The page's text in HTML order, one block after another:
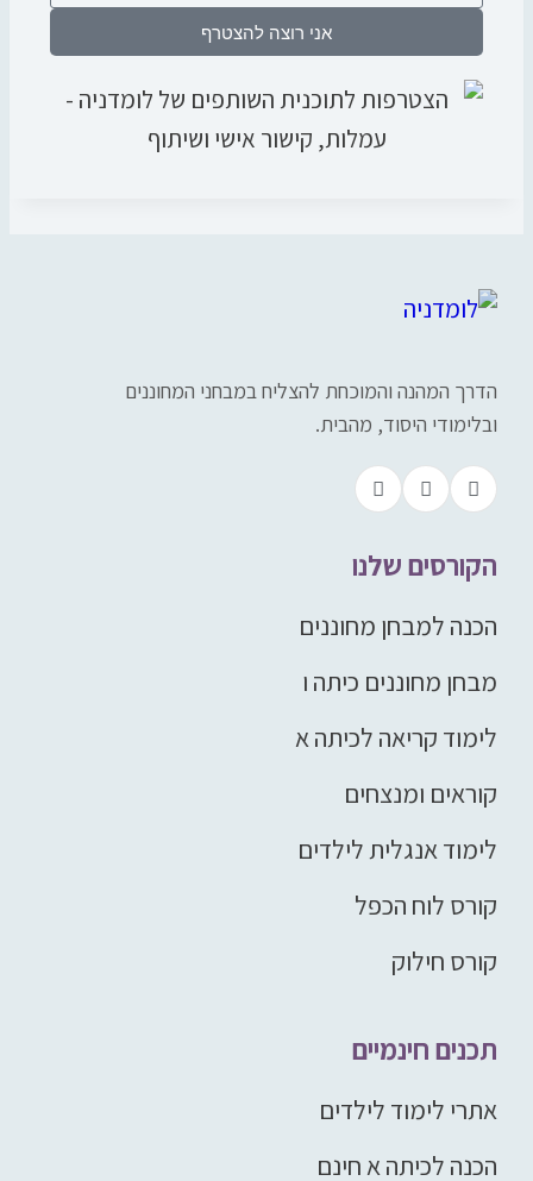
אני רוצה להצטרף
הדרך המהנה והמוכחת להצליח במבחני המחוננים
ובלימודי היסוד, מהבית.
הקורסים שלנו
הכנה למבחן מחוננים
מבחן מחוננים כיתה ו
לימוד קריאה לכיתה א
קוראים ומנצחים
לימוד אנגלית לילדים
קורס לוח הכפל
קורס חילוק
תכנים חינמיים
אתרי לימוד לילדים
הכנה לכיתה א חינם